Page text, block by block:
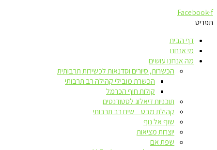
Facebook-f
תפריט
דף הבית
מי אנחנו
מה אנחנו עושים
הכשרות, סיורים וסדנאות לכשירות תרבותית
הכשרת מובילי קהילה רב תרבותי
קולות חוף הכרמל
תוכניות דיאלוג לסטודנטים
קהילת מבט – שיח רב תרבותי
שוף אל נוף
יוצרות מציאות
שפת אם